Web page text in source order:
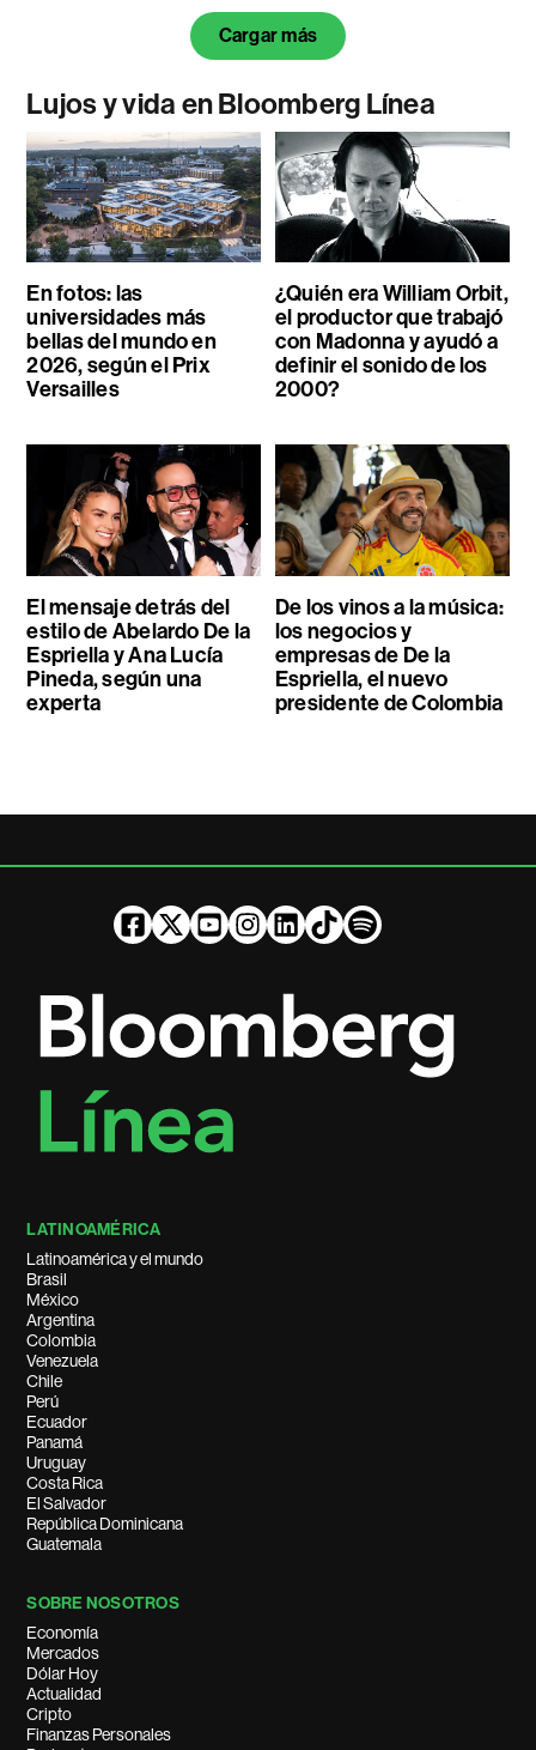
Cargar más
Lujos y vida en Bloomberg Línea
En fotos: las
universidades más
bellas del mundo en
2026, según el Prix
Versailles
¿Quién era William Orbit,
el productor que trabajó
con Madonna y ayudó a
definir el sonido de los
2000?
El mensaje detrás del
estilo de Abelardo De la
Espriella y Ana Lucía
Pineda, según una
experta
De los vinos a la música:
los negocios y
empresas de De la
Espriella, el nuevo
presidente de Colombia
LATINOAMÉRICA
Latinoamérica y el mundo
Brasil
México
Argentina
Colombia
Venezuela
Chile
Perú
Ecuador
Panamá
Uruguay
Costa Rica
El Salvador
República Dominicana
Guatemala
SOBRE NOSOTROS
Economía
Mercados
Dólar Hoy
Actualidad
Cripto
Finanzas Personales